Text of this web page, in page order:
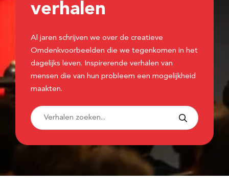
verhalen
Al jaren schrijven we over de creatieve
Omdenkvoorbeelden die we tegenkomen in het
dagelijks leven. Inspirerende verhalen van
mensen die van hun probleem een mogelijkheid
maakten.